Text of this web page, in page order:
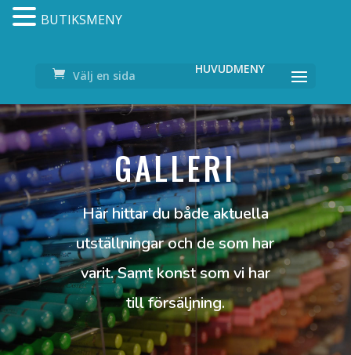
Välj en sida
GALLERI
Här hittar du både aktuella
utställningar och de som har
varit. Samt konst som vi har
till försäljning.
BUTIKSMENY